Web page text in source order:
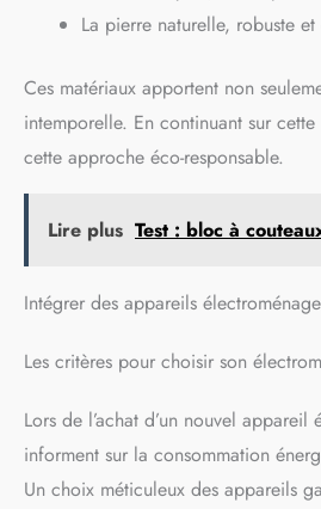
La pierre naturelle, robuste
Ces matériaux apportent non
intemporelle. En continuant sur
cette approche éco-responsable.
Lire plus Test : bloc à
Intégrer des appareils
Les critères pour choisir son
Lors de l’achat d’un nouvel
informent sur la consommation
Un choix méticuleux des appareils